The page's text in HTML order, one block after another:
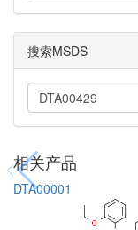
搜索MSDS
相关产品
DTA00001